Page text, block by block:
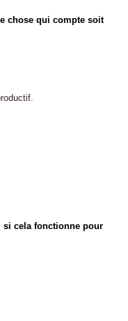
chose qui compte soit
si cela fonctionne pour